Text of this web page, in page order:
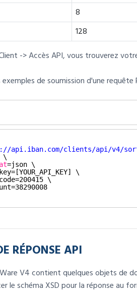
8
128
-> Accès API, vous trouverez
de soumission d'une
api.iban.com/clients/api/v4/
\
=json \
\
\
RÉPONSE API
V4 contient quelques objets de
le schéma XSD pour la réponse au